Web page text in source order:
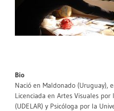
Bio
Nació en Maldonado (Uruguay),
Licenciada en Artes Visuales
(UDELAR) y Psicóloga por la